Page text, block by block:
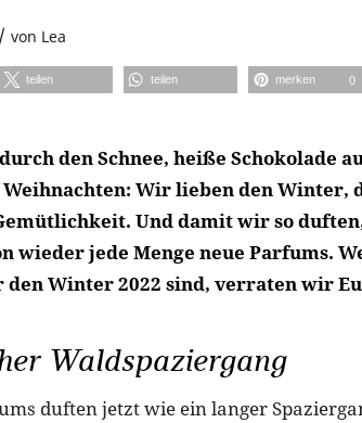
/ von Lea
teilen teilen merken 0
den Schnee, heiße Schokolade
Wir lieben den Winter,
Und damit wir so
wieder jede Menge neue Parfums.
Winter 2022 sind, verraten wir
Waldspaziergang
duften jetzt wie ein langer